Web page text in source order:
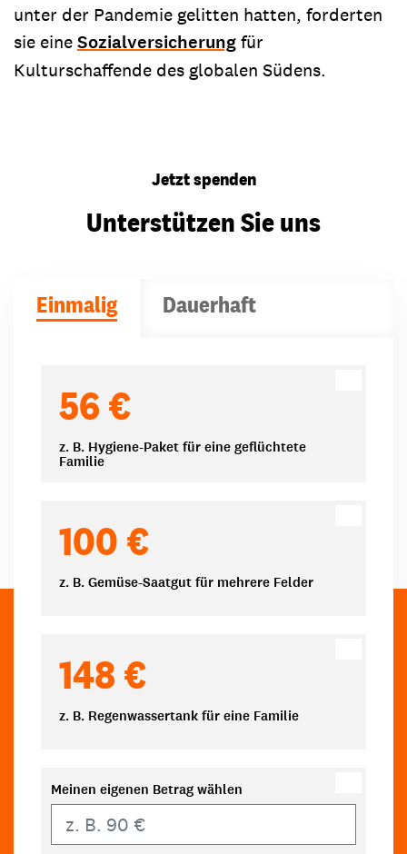
unter der Pandemie gelitten hatten, forderten
sie eineSozialversicherungfür
Kulturschaffende des globalen Südens.
Jetzt spenden
Unterstützen Sie uns
Einmalig Dauerhaft
56 €
z. B. Hygiene-Paket für eine geflüchtete
Familie
100 €
z. B. Gemüse-Saatgut für mehrere Felder
148 €
z. B. Regenwassertank für eine Familie
Meinen eigenen Betrag wählen